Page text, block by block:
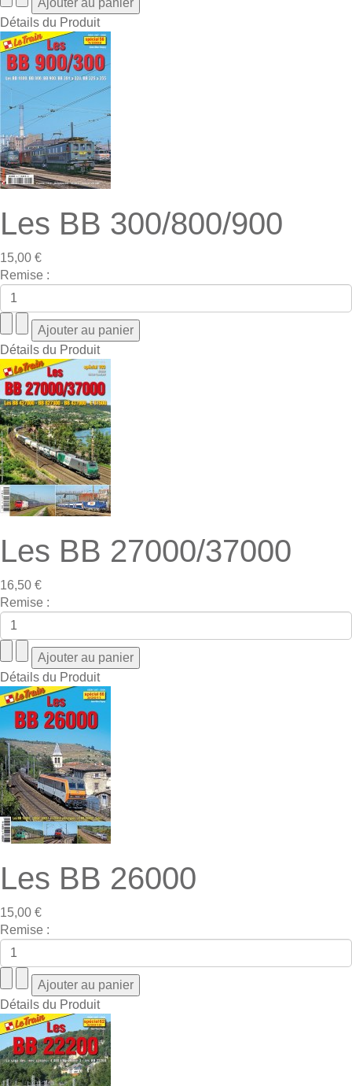
Détails du Produit
Les BB 300/800/900
15,00 €
Remise :
Détails du Produit
Les BB 27000/37000
16,50 €
Remise :
Détails du Produit
Les BB 26000
15,00 €
Remise :
Détails du Produit